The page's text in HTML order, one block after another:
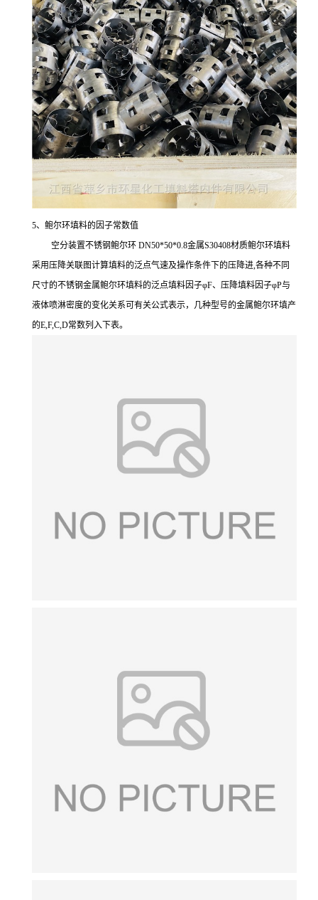
5、鲍尔环填料的因子常数值
空分装置不锈钢鲍尔环 DN50*50*0.8金属S30408材质鲍尔环填料
采用压降关联图计算填料的泛点气速及操作条件下的压降进,各种不同
尺寸的不锈钢金属鲍尔环填料的泛点填料因子φF、压降填料因子φP与
液体喷淋密度的变化关系可有关公式表示，几种型号的金属鲍尔环填产
的E,F,C,D常数列入下表。